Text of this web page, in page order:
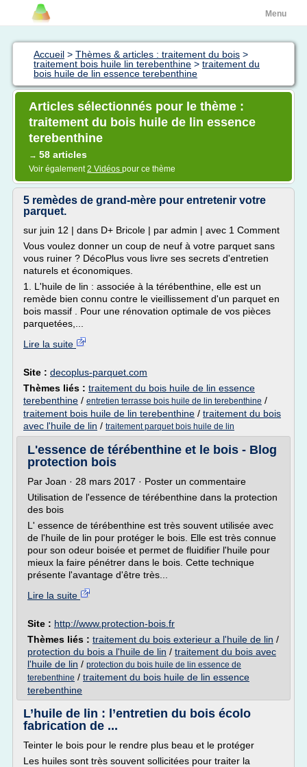
Menu
Accueil > Thèmes & articles : traitement du bois >
traitement bois huile lin terebenthine > traitement du
bois huile de lin essence terebenthine
Articles sélectionnés pour le thème :
traitement du bois huile de lin essence
terebenthine
→ 58 articles
Voir également2 Vidéos pour ce thème
5 remèdes de grand-mère pour entretenir votre
parquet.
sur juin 12 | dans D+ Bricole | par admin | avec 1 Comment
Vous voulez donner un coup de neuf à votre parquet sans
vous ruiner ? DécoPlus vous livre ses secrets d'entretien
naturels et économiques.
1. L'huile de lin : associée à la térébenthine, elle est un
remède bien connu contre le vieillissement d'un parquet en
bois massif . Pour une rénovation optimale de vos pièces
parquetées,...
Lire la suite
Site : decoplus-parquet.com
Thèmes liés : traitement du bois huile de lin essence
terebenthine / entretien terrasse bois huile de lin terebenthine /
traitement bois huile de lin terebenthine / traitement du bois
avec l'huile de lin / traitement parquet bois huile de lin
L'essence de térébenthine et le bois - Blog
protection bois
Par Joan · 28 mars 2017 · Poster un commentaire
Utilisation de l'essence de térébenthine dans la protection
des bois
L' essence de térébenthine est très souvent utilisée avec
de l'huile de lin pour protéger le bois. Elle est très connue
pour son odeur boisée et permet de fluidifier l'huile pour
mieux la faire pénétrer dans le bois. Cette technique
présente l'avantage d'être très...
Lire la suite
Site : http://www.protection-bois.fr
Thèmes liés : traitement du bois exterieur a l'huile de lin /
protection du bois a l'huile de lin / traitement du bois avec
l'huile de lin / protection du bois huile de lin essence de
terebenthine / traitement du bois huile de lin essence
terebenthine
L’huile de lin : l’entretien du bois écolo
fabrication de ...
Teinter le bois pour le rendre plus beau et le protéger
Les huiles sont très souvent sollicitées pour traiter la